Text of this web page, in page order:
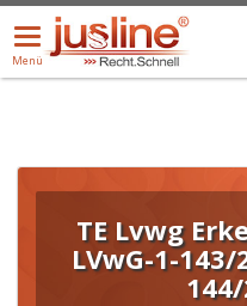
Menü
öffnen/schließen
Menü
ALLE DROPDOWN:
TE Lvwg
LVwG-1-143/